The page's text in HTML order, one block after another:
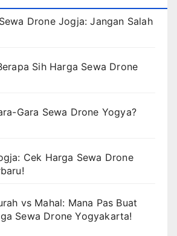
Drone Jogja: Jangan Salah
Sih Harga Sewa Drone
Gara Sewa Drone Yogya?
Cek Harga Sewa Drone
vs Mahal: Mana Pas Buat
Sewa Drone Yogyakarta!